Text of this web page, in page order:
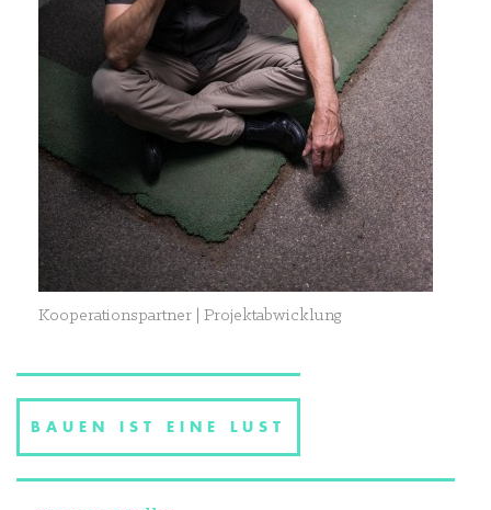
Kooperationspartner | Projektabwicklung
BAUEN IST EINE LUST